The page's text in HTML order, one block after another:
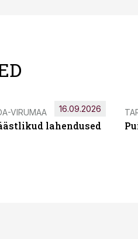
VIRUMAA
lahendused
16.09.2026